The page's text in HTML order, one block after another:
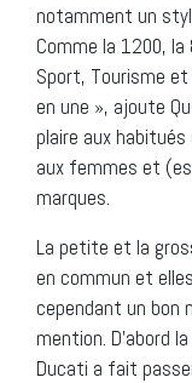
notamment un
Comme la 1200,
Sport, Tourisme
en une », ajoute
plaire aux
aux femmes et
marques.
La petite et la
en commun et
cependant un bon
mention. D’abord
Ducati a fait